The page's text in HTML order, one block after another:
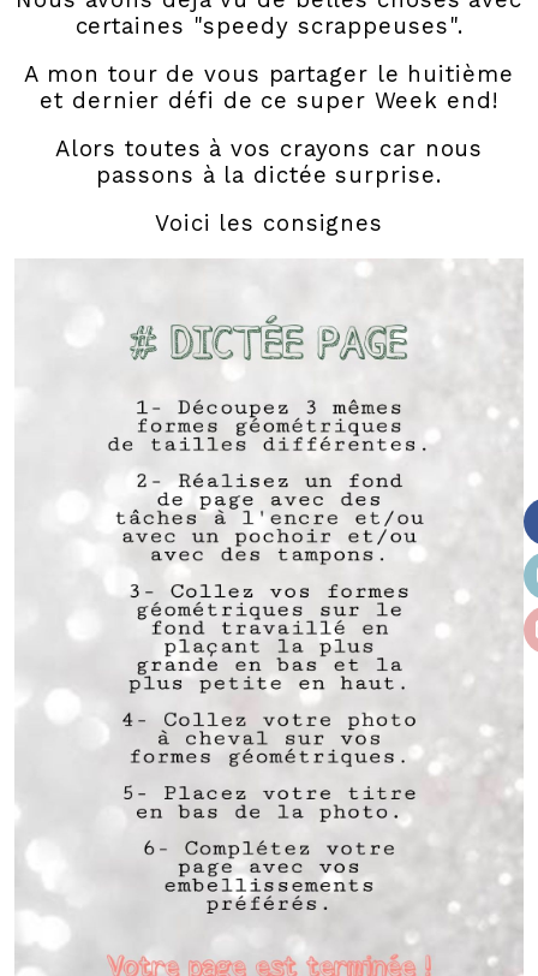
certaines "speedy scrappeuses".
A mon tour de vous partager le huitième
et dernier défi de ce super Week end!
Alors toutes à vos crayons car nous
passons à la dictée surprise.
Voici les consignes